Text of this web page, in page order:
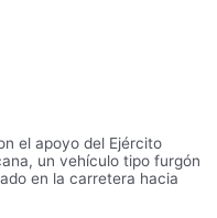
el apoyo del Ejército
un vehículo tipo furgón
en la carretera hacia